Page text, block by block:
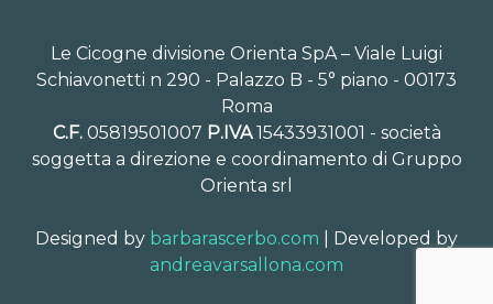
Le Cicogne divisione Orienta SpA – Viale Luigi
Schiavonetti n 290 - Palazzo B - 5° piano - 00173
Roma
C.F.05819501007 P.IVA15433931001 - società
soggetta a direzione e coordinamento di Gruppo
Orienta srl
Designed by barbarascerbo.com | Developed by
andreavarsallona.com